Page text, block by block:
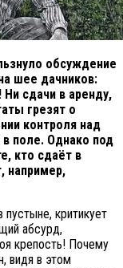
обсуждение
шее дачников:
сдачи в аренду,
грезят о
контроля над
поле. Однако под
кто сдаёт в
например,
критикует
абсурд,
крепость! Почему
видя в этом